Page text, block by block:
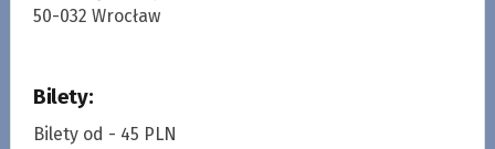
50-032 Wrocław
Bilety:
Bilety od - 45 PLN